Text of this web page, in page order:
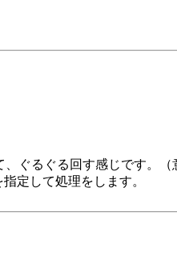
ぐるぐる回す感じです。（
定して処理をします。